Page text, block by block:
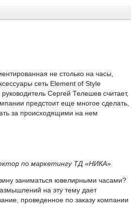
не столько на часы,
сеть Element of Style
Сергей Телешев считает,
предстоит еще многое сделать,
за происходящими на нем
по маркетингу ТД «НИКА»
заниматься ювелирными часами?
на эту тему дает
проведенное по заказу компании